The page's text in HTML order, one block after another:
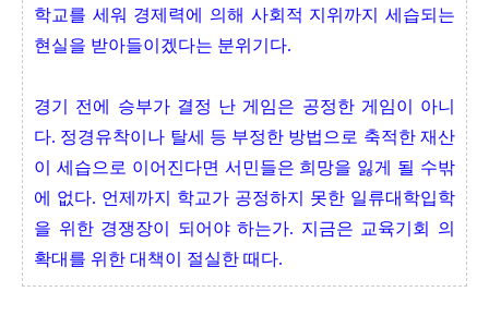
학교를 세워 경제력에 의해 사회적 지위까지 세습되는
현실을 받아들이겠다는 분위기다.
경기 전에 승부가 결정 난 게임은 공정한 게임이 아니
다. 정경유착이나 탈세 등 부정한 방법으로 축적한 재산
이 세습으로 이어진다면 서민들은 희망을 잃게 될 수밖
에 없다. 언제까지 학교가 공정하지 못한 일류대학입학
을 위한 경쟁장이 되어야 하는가. 지금은 교육기회 의
확대를 위한 대책이 절실한 때다.